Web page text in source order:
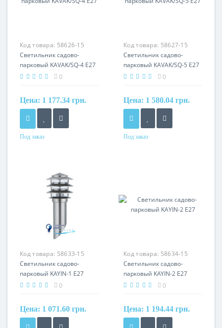
Код товара: 58626-15
Светильник садово-
парковый KAVAK/SQ-4 Е27
0
Цена: 1 177.34 грн.
Под заказ
Код товара: 58627-15
Светильник садово-
парковый KAVAK/SQ-5 Е27
0
Цена: 1 580.04 грн.
Под заказ
Код товара: 58633-15
Светильник садово-
парковый KAYIN-1 Е27
0
Цена: 1 071.60 грн.
Код товара: 58634-15
Светильник садово-
парковый KAYIN-2 Е27
0
Цена: 1 194.44 грн.